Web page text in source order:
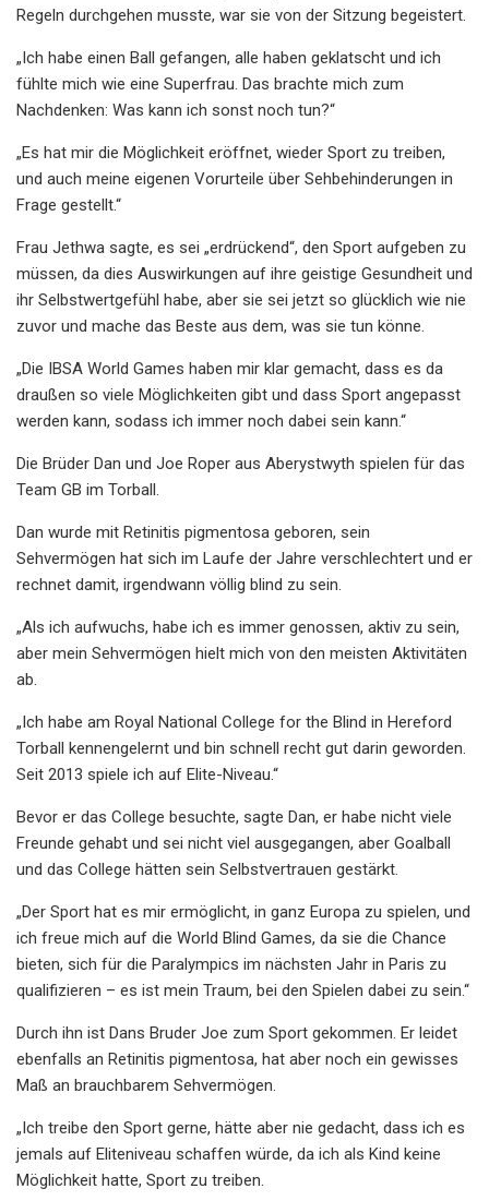
Regeln durchgehen musste, war sie von der Sitzung begeistert.
„Ich habe einen Ball gefangen, alle haben geklatscht und ich
fühlte mich wie eine Superfrau. Das brachte mich zum
Nachdenken: Was kann ich sonst noch tun?“
„Es hat mir die Möglichkeit eröffnet, wieder Sport zu treiben,
und auch meine eigenen Vorurteile über Sehbehinderungen in
Frage gestellt.“
Frau Jethwa sagte, es sei „erdrückend“, den Sport aufgeben zu
müssen, da dies Auswirkungen auf ihre geistige Gesundheit und
ihr Selbstwertgefühl habe, aber sie sei jetzt so glücklich wie nie
zuvor und mache das Beste aus dem, was sie tun könne.
„Die IBSA World Games haben mir klar gemacht, dass es da
draußen so viele Möglichkeiten gibt und dass Sport angepasst
werden kann, sodass ich immer noch dabei sein kann.“
Die Brüder Dan und Joe Roper aus Aberystwyth spielen für das
Team GB im Torball.
Dan wurde mit Retinitis pigmentosa geboren, sein
Sehvermögen hat sich im Laufe der Jahre verschlechtert und er
rechnet damit, irgendwann völlig blind zu sein.
„Als ich aufwuchs, habe ich es immer genossen, aktiv zu sein,
aber mein Sehvermögen hielt mich von den meisten Aktivitäten
ab.
„Ich habe am Royal National College for the Blind in Hereford
Torball kennengelernt und bin schnell recht gut darin geworden.
Seit 2013 spiele ich auf Elite-Niveau.“
Bevor er das College besuchte, sagte Dan, er habe nicht viele
Freunde gehabt und sei nicht viel ausgegangen, aber Goalball
und das College hätten sein Selbstvertrauen gestärkt.
„Der Sport hat es mir ermöglicht, in ganz Europa zu spielen, und
ich freue mich auf die World Blind Games, da sie die Chance
bieten, sich für die Paralympics im nächsten Jahr in Paris zu
qualifizieren – es ist mein Traum, bei den Spielen dabei zu sein.“
Durch ihn ist Dans Bruder Joe zum Sport gekommen. Er leidet
ebenfalls an Retinitis pigmentosa, hat aber noch ein gewisses
Maß an brauchbarem Sehvermögen.
„Ich treibe den Sport gerne, hätte aber nie gedacht, dass ich es
jemals auf Eliteniveau schaffen würde, da ich als Kind keine
Möglichkeit hatte, Sport zu treiben.